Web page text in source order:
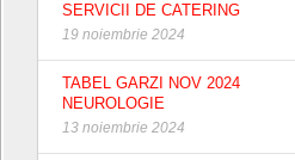
SERVICII DE CATERING
19 noiembrie 2024
TABEL GARZI NOV 2024
NEUROLOGIE
13 noiembrie 2024